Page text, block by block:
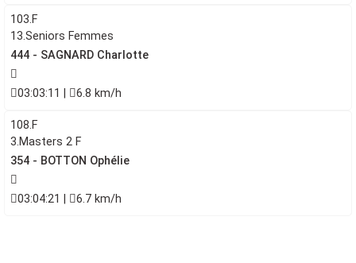
103.F
13.Seniors Femmes
444 - SAGNARD Charlotte
03:03:11 | 6.8 km/h
108.F
3.Masters 2 F
354 - BOTTON Ophélie
03:04:21 | 6.7 km/h